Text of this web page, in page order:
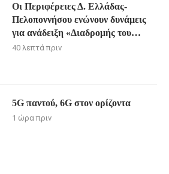
Οι Περιφέρειες Δ. Ελλάδας-
Πελοποννήσου ενώνουν δυνάμεις
για ανάδειξη «Διαδρομής του
Ηρακλή»
40 λεπτά πριν
5G παντού, 6G στον ορίζοντα
1 ώρα πριν